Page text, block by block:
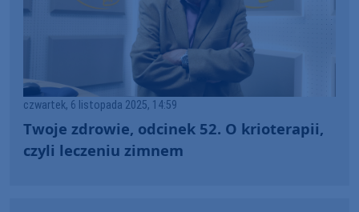
czwartek, 6 listopada 2025, 14:59
Twoje zdrowie, odcinek 52. O krioterapii,
czyli leczeniu zimnem